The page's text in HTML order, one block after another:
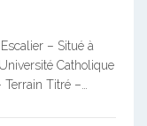
– Situé à
Catholique
Titré –…